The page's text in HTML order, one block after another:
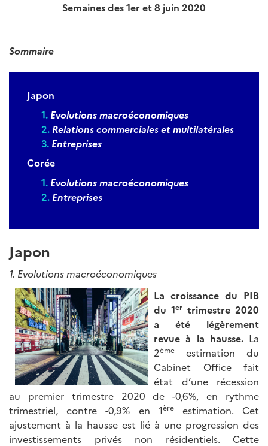
Semaines des 1er et 8 juin 2020
Sommaire
Japon
Evolutions macroéconomiques
Relations commerciales et multilatérales
Entreprises
Corée
Evolutions macroéconomiques
Entreprises
Japon
1. Evolutions macroéconomiques
La croissance du PIB
du 1er trimestre 2020
a été légèrement
revue à la hausse. La
2ème
estimation du
Cabinet Office fait
état d’une récession
au premier trimestre 2020 de -0,6%, en rythme
trimestriel, contre -0,9% en 1èreestimation. Cet
ajustement à la hausse est lié à une progression des
investissements privés non résidentiels. Cette